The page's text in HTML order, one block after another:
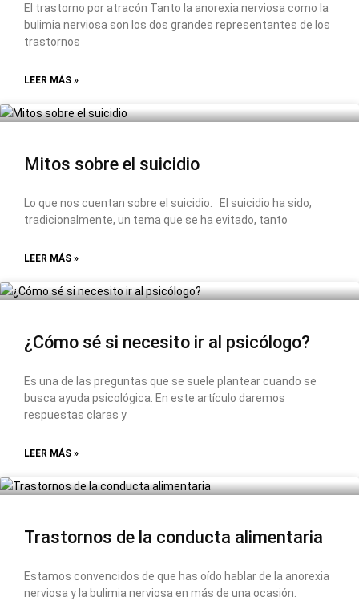
El trastorno por atracón Tanto la anorexia nerviosa como la
bulimia nerviosa son los dos grandes representantes de los
trastornos
LEER MÁS »
Mitos sobre el suicidio
Lo que nos cuentan sobre el suicidio. El suicidio ha sido,
tradicionalmente, un tema que se ha evitado, tanto
LEER MÁS »
¿Cómo sé si necesito ir al psicólogo?
Es una de las preguntas que se suele plantear cuando se
busca ayuda psicológica. En este artículo daremos
respuestas claras y
LEER MÁS »
Trastornos de la conducta alimentaria
Estamos convencidos de que has oído hablar de la anorexia
nerviosa y la bulimia nerviosa en más de una ocasión.